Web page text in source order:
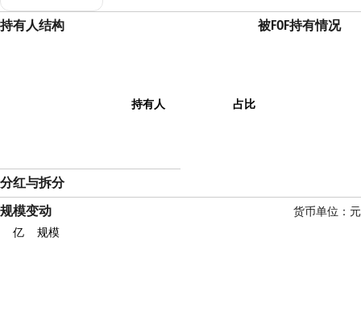
持有人结构
持有人 占比
被FOF持有情况
分红与拆分
规模变动
货币单位：元
亿
规模